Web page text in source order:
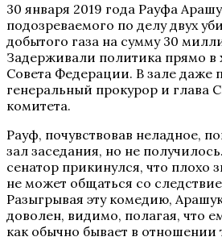
30 января 2019 года Рауфа
подозреваемого по делу двух
добытого газа на сумму 30
Задерживали политика прямо в
Совета Федерации. В зале даже
генеральный прокурор и глава
комитета.
Рауф, почувствовав неладное,
зал заседания, но не
сенатор прикинулся, что плохо
не может общаться со
Разыгрывая эту комедию,
доволен, видимо, полагая, что
как обычно бывает в отношении